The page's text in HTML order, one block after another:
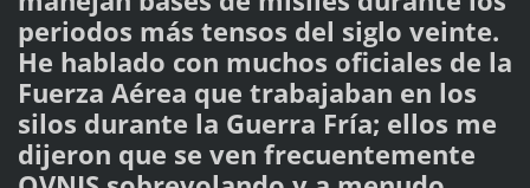
periodos más tensos del siglo veinte.
He hablado con muchos oficiales de la
Fuerza Aérea que trabajaban en los
silos durante la Guerra Fría; ellos me
dijeron que se ven frecuentemente